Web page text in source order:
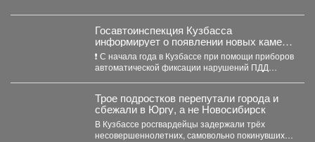
Госавтоинспекция Кузбасса
информирует о появлении новых камер
автоматической фиксации нарушений
правил дорожного движения
❗️ С начала года в Кузбассе при помощи приборов
автоматической фиксации нарушений ПДД
Трое подростков перепутали города и
сбежали в Юргу, а не Новосибирск
В Кузбассе росгвардейцы задержали трёх
несовершеннолетних, самовольно покинувших